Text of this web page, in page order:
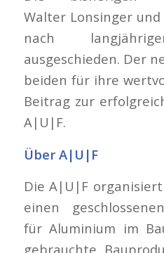
Walter Lonsinger
nach
ausgeschieden. Der
beiden für ihre
Beitrag zur
A|U|F.
Über A|U|F
Die A|U|F
einen
für Aluminium im
gebrauchte